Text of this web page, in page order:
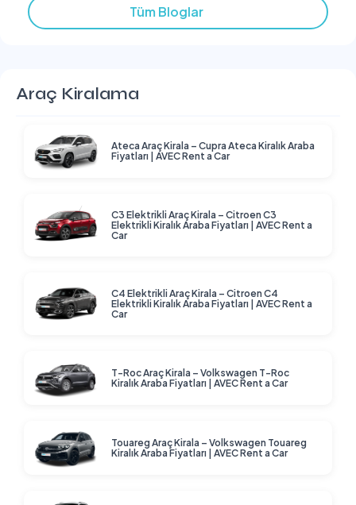
Tüm Bloglar
Araç Kiralama
Ateca Araç Kirala – Cupra Ateca Kiralık Araba
Fiyatları | AVEC Rent a Car
C3 Elektrikli Araç Kirala – Citroen C3
Elektrikli Kiralık Araba Fiyatları | AVEC Rent a
Car
C4 Elektrikli Araç Kirala – Citroen C4
Elektrikli Kiralık Araba Fiyatları | AVEC Rent a
Car
T-Roc Araç Kirala – Volkswagen T-Roc
Kiralık Araba Fiyatları | AVEC Rent a Car
Touareg Araç Kirala – Volkswagen Touareg
Kiralık Araba Fiyatları | AVEC Rent a Car